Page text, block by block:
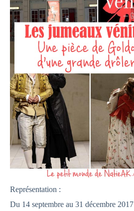
Représentation :
Du 14 septembre au 31 décembre 2017